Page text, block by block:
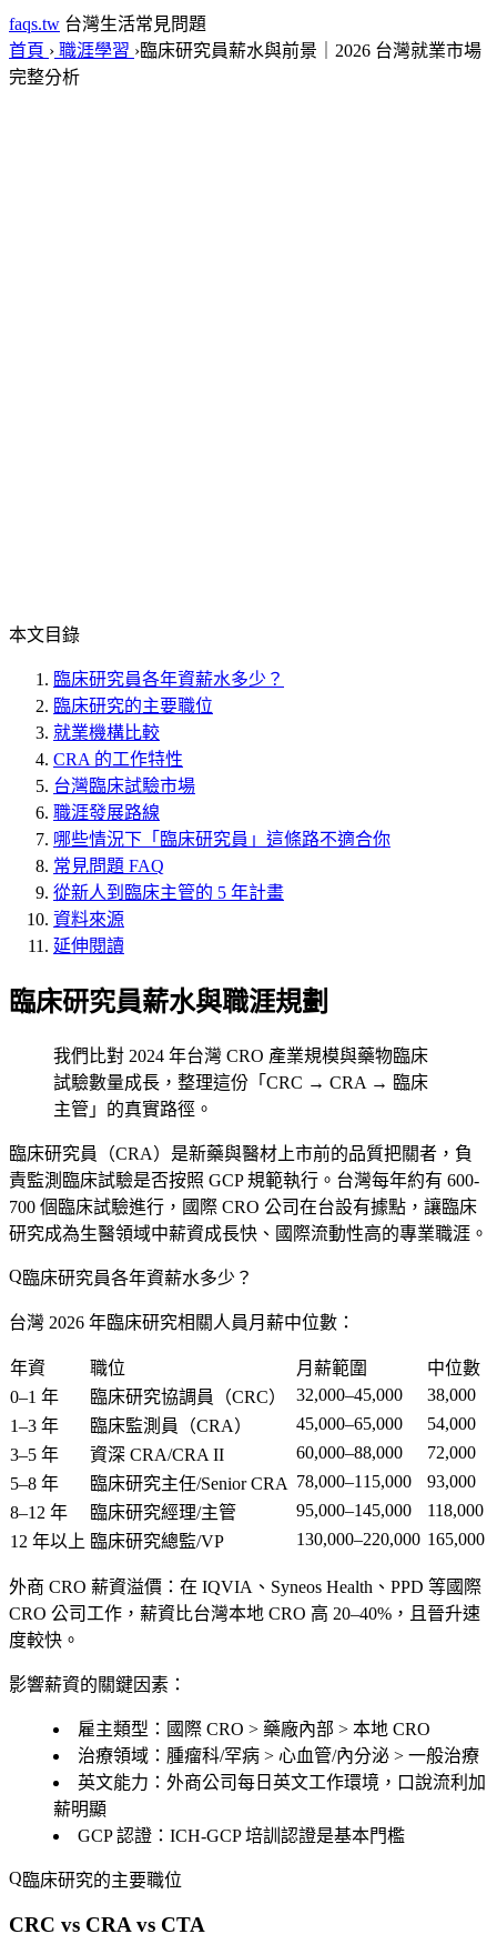
faqs.tw 台灣生活常見問題
首頁 › 職涯學習 ›臨床研究員薪水與前景｜2026 台灣就業市場
完整分析
本文目錄
臨床研究員各年資薪水多少？
臨床研究的主要職位
就業機構比較
CRA 的工作特性
台灣臨床試驗市場
職涯發展路線
哪些情況下「臨床研究員」這條路不適合你
常見問題 FAQ
從新人到臨床主管的 5 年計畫
資料來源
延伸閱讀
臨床研究員薪水與職涯規劃
我們比對 2024 年台灣 CRO 產業規模與藥物臨床
試驗數量成長，整理這份「CRC → CRA → 臨床
主管」的真實路徑。
臨床研究員（CRA）是新藥與醫材上市前的品質把關者，負
責監測臨床試驗是否按照 GCP 規範執行。台灣每年約有 600-
700 個臨床試驗進行，國際 CRO 公司在台設有據點，讓臨床
研究成為生醫領域中薪資成長快、國際流動性高的專業職涯。
臨床研究員各年資薪水多少？
台灣 2026 年臨床研究相關人員月薪中位數：
年資 職位 月薪範圍
中位數
0–1 年
臨床研究協調員（CRC） 32,000–45,000
38,000
1–3 年
臨床監測員（CRA） 45,000–65,000
54,000
3–5 年
資深 CRA/CRA II 60,000–88,000
72,000
5–8 年
臨床研究主任/Senior CRA 78,000–115,000
93,000
8–12 年
臨床研究經理/主管 95,000–145,000
118,000
12 年以上 臨床研究總監/VP 130,000–220,000 165,000
外商 CRO 薪資溢價 ：在 IQVIA、Syneos Health、PPD 等國際
CRO 公司工作，薪資比台灣本地 CRO 高 20–40%，且晉升速
度較快。
影響薪資的關鍵因素：
雇主類型 ：國際 CRO > 藥廠內部 > 本地 CRO
治療領域 ：腫瘤科/罕病 > 心血管/內分泌 > 一般治療
英文能力 ：外商公司每日英文工作環境，口說流利加
薪明顯
GCP 認證 ：ICH-GCP 培訓認證是基本門檻
臨床研究的主要職位
CRC vs CRA vs CTA